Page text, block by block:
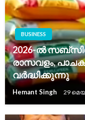
BUSINESS
2026-ൽ
രാസവളം,
വർദ്ധിക്കുന്നു
Hemant Singh 29